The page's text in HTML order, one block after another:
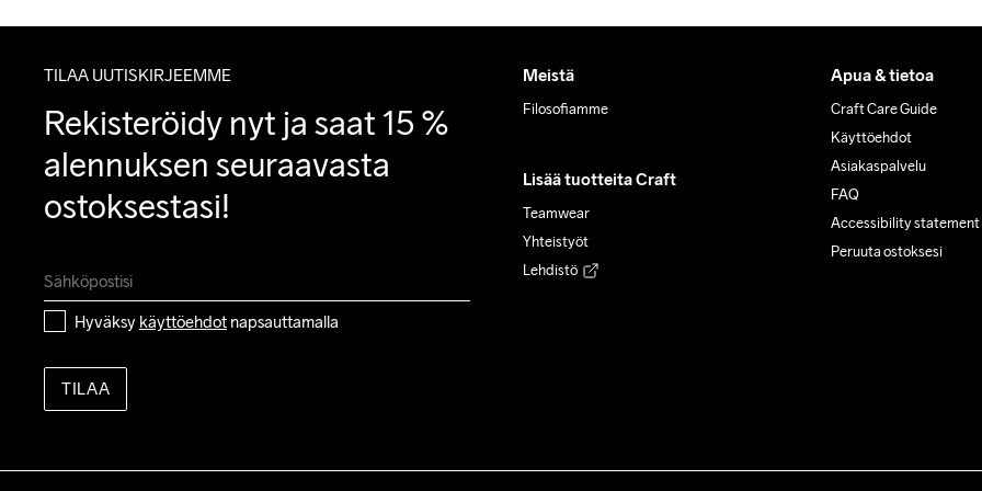
TILAA UUTISKIRJEEMME
Rekisteröidy nyt ja saat 15 %
alennuksen seuraavasta
ostoksestasi!
Hyväksy käyttöehdot napsauttamalla
TILAA
Meistä
Filosofiamme
Lisää tuotteita Craft
Teamwear
Yhteistyöt
Lehdistö
Apua & tietoa
Craft Care Guide
Käyttöehdot
Asiakaspalvelu
FAQ
Accessibility statement
Peruuta ostoksesi